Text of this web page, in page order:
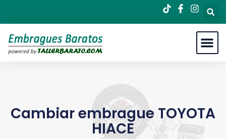
Cambiar embrague TOYOTA
HIACE